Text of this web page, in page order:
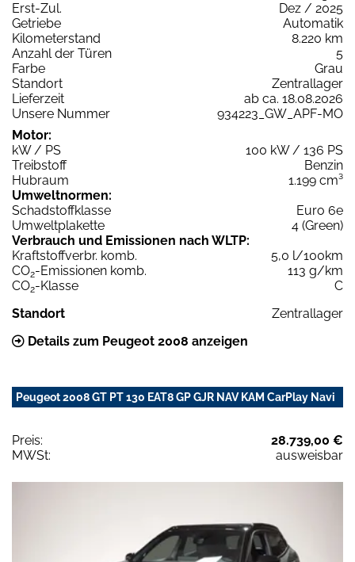
Erst-Zul.
Dez / 2025
Getriebe
Automatik
Kilometerstand
8.220 km
Anzahl der Türen
5
Farbe
Grau
Standort
Zentrallager
Lieferzeit
ab ca. 18.08.2026
Unsere Nummer
934223_GW_APF-MO
Motor:
kW / PS
100 kW / 136 PS
Treibstoff
Benzin
Hubraum
1.199 cm³
Umweltnormen:
Schadstoffklasse
Euro 6e
Umweltplakette
4 (Green)
Verbrauch und Emissionen nach WLTP:
Kraftstoffverbr. komb.
5,0 l/100km
CO2-Emissionen komb.
113 g/km
CO2-Klasse
C
Standort
Zentrallager
Details zum Peugeot 2008 anzeigen
Peugeot 2008 GT PT 130 EAT8 GP GJR NAV KAM CarPlay Navi
Preis:
28.739,00 €
MWSt:
ausweisbar